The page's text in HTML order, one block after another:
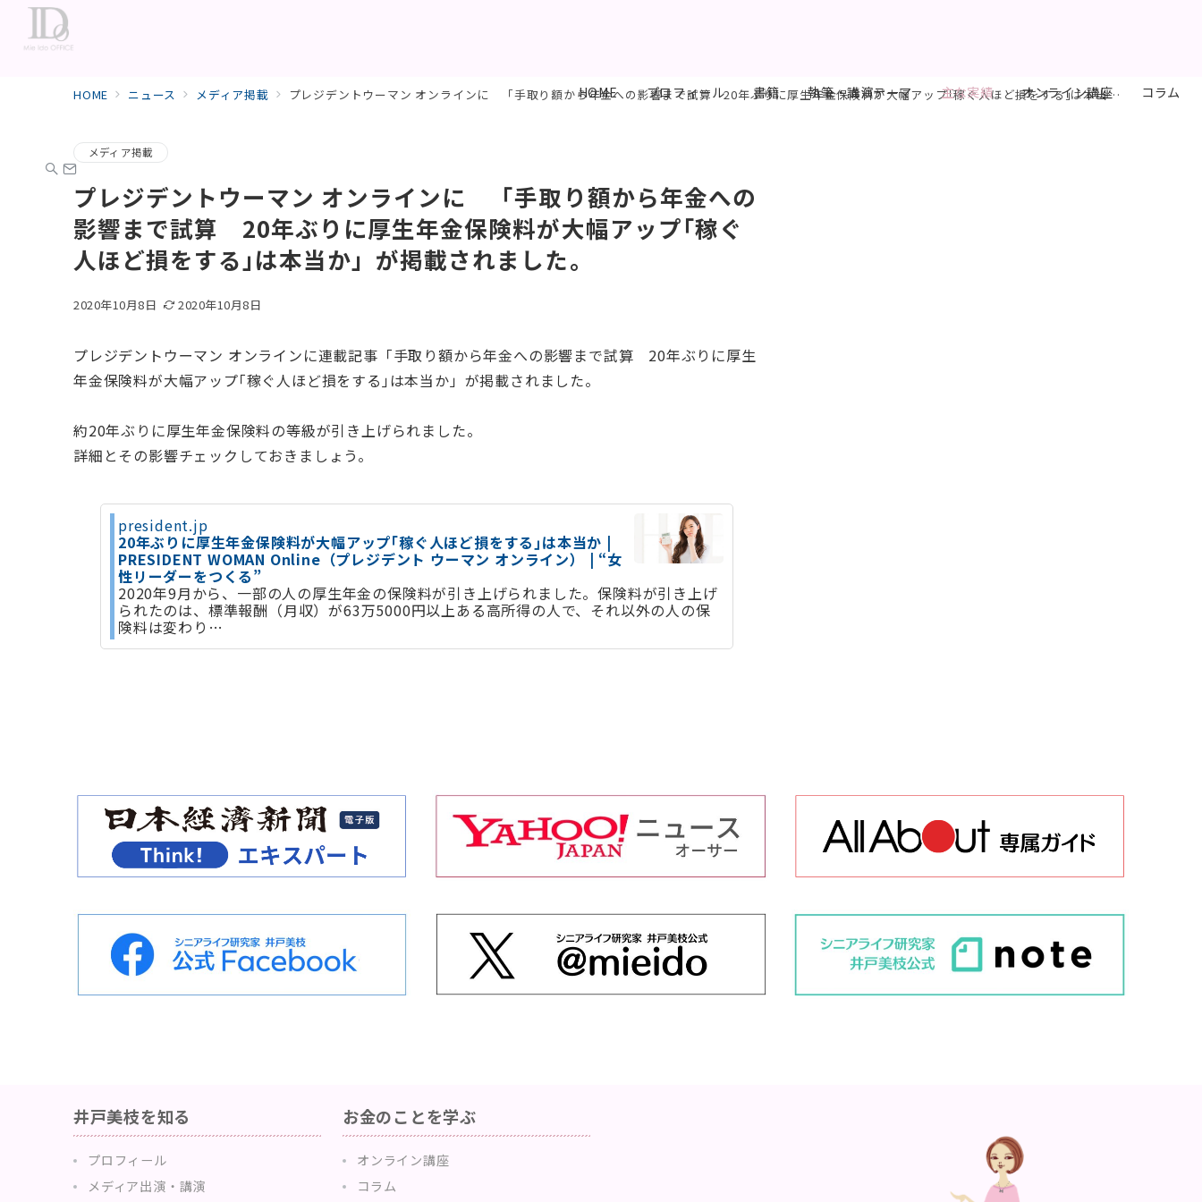
HOME プロフィール 書籍 執筆・講演テーマ 主な実績 オンライン講座 コラム
HOME ニュース メディア掲載 プレジデントウーマン オンラインに 「手取り額から年金への影響まで試算 20年ぶりに厚生年金保険料が大幅アップ｢稼ぐ人ほど損をする｣は本当か」が掲載されました。
メディア掲載
プレジデントウーマン オンラインに 「手取り額から年金への
影響まで試算 20年ぶりに厚生年金保険料が大幅アップ｢稼ぐ
人ほど損をする｣は本当か」が掲載されました。
2020年10月8日 2020年10月8日
プレジデントウーマン オンラインに連載記事「手取り額から年金への影響まで試算 20年ぶりに厚生
年金保険料が大幅アップ｢稼ぐ人ほど損をする｣は本当か」が掲載されました。
約20年ぶりに厚生年金保険料の等級が引き上げられました。
詳細とその影響チェックしておきましょう。
president.jp
20年ぶりに厚生年金保険料が大幅アップ｢稼ぐ人ほど損をする｣は本当か |
PRESIDENT WOMAN Online（プレジデント ウーマン オンライン） | “女
性リーダーをつくる”
2020年9月から、一部の人の厚生年金の保険料が引き上げられました。保険料が引き上げ
られたのは、標準報酬（月収）が63万5000円以上ある高所得の人で、それ以外の人の保
険料は変わり…
井戸美枝を知る
プロフィール
メディア出演・講演
お金のことを学ぶ
オンライン講座
コラム